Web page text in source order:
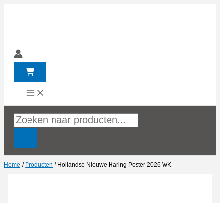
inhoud
Producten
Home Producten Hollandse Nieuwe Haring Poster 2026 WK